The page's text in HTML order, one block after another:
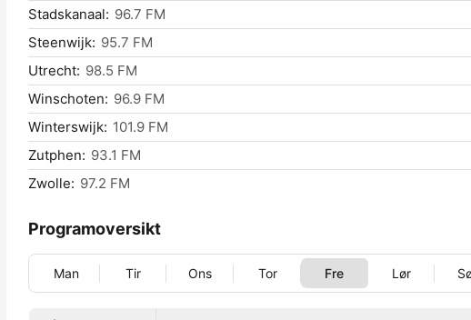
Stadskanaal: 96.7 FM
Steenwijk: 95.7 FM
Utrecht: 98.5 FM
Winschoten: 96.9 FM
Winterswijk: 101.9 FM
Zutphen: 93.1 FM
Zwolle: 97.2 FM
Programoversikt
Man Tir Ons Tor Fre Lør